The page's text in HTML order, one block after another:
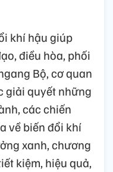
khí hậu giúp
điều hòa, phối
Bộ, cơ quan
giải quyết những
các chiến
về biến đổi khí
xanh, chương
kiệm, hiệu quả,